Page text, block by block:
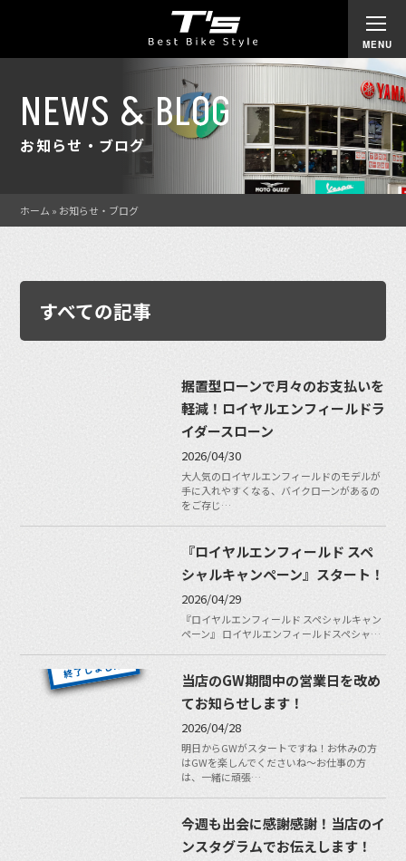
NEWS & BLOG
お知らせ・ブログ
ホーム » お知らせ・ブログ
すべての記事
据置型ローンで月々のお支払いを
軽減！ロイヤルエンフィールドラ
イダースローン
2026/04/30
大人気のロイヤルエンフィールドのモデルが
手に入れやすくなる、バイクローンがあるの
をご存じ…
『ロイヤルエンフィールド スペ
シャルキャンペーン』スタート！
2026/04/29
『ロイヤルエンフィールド スペシャルキャン
ペーン』 ロイヤルエンフィールドスペシャ…
当店のGW期間中の営業日を改め
てお知らせします！
2026/04/28
明日からGWがスタートですね！お休みの方
はGWを楽しんでくださいね〜お仕事の方
は、一緒に頑張…
今週も出会に感謝感謝！当店のイ
ンスタグラムでお伝えします！